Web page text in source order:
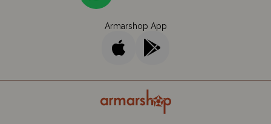
Armarshop App